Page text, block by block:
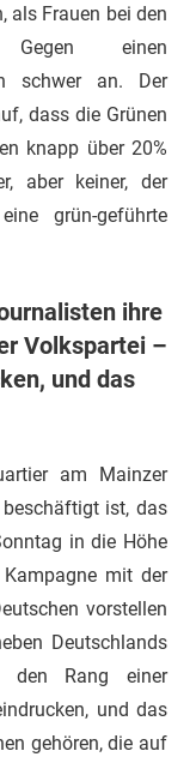
als Frauen bei den
einen
schwer an. Der
dass die Grünen
knapp über 20%
aber keiner, der
grün-geführte
ihre
Volkspartei –
und das
am Mainzer
ist, das
in die Höhe
mit der
vorstellen
Deutschlands
den Rang einer
und das
gehören, die auf